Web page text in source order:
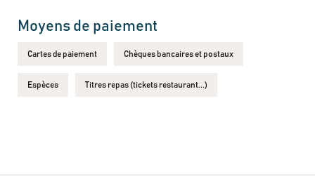
Moyens de paiement
Cartes de paiement Chèques bancaires et postaux
Espèces Titres repas (tickets restaurant...)